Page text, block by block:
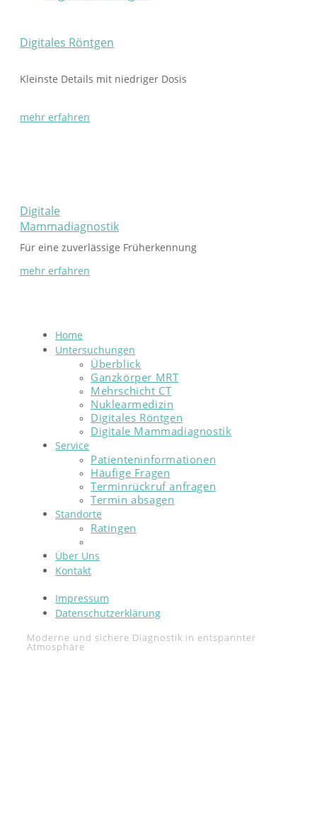
Digitales Röntgen
Kleinste Details mit niedriger Dosis
mehr erfahren
Digitale
Mammadiagnostik
Für eine zuverlässige Früherkennung
mehr erfahren
Home
Untersuchungen
Überblick
Ganzkörper MRT
Mehrschicht CT
Nuklearmedizin
Digitales Röntgen
Digitale Mammadiagnostik
Service
Patienteninformationen
Häufige Fragen
Terminrückruf anfragen
Termin absagen
Standorte
Ratingen
Über Uns
Kontakt
Impressum
Datenschutzerklärung
Moderne und sichere Diagnostik in entspannter
Atmosphäre